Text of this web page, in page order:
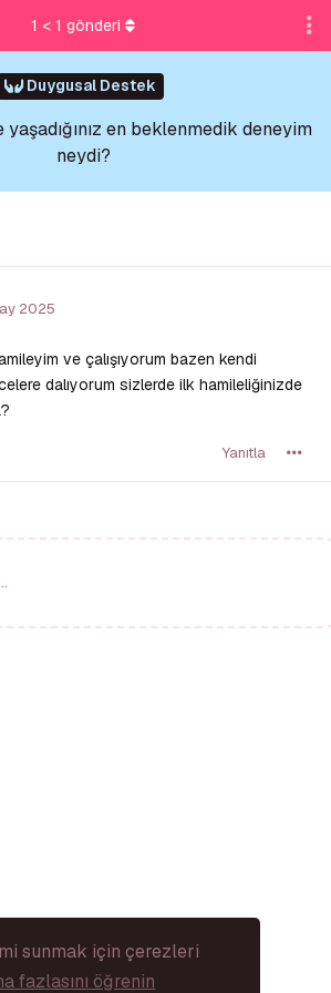
sunmak için çerezleri
fazlasını öğrenin
Duygusal Destek
en beklenmedik deneyim
neydi?
1 < 1 gönderi
2025
ve çalışıyorum bazen kendi
dalıyorum sizlerde ilk hamileliğinizde
Yanıtla